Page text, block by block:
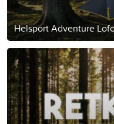
Helsport Adventure